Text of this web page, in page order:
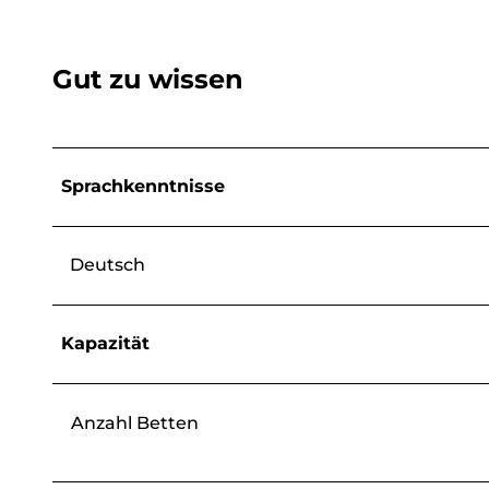
Gut zu wissen
Sprachkenntnisse
Deutsch
Kapazität
Anzahl Betten